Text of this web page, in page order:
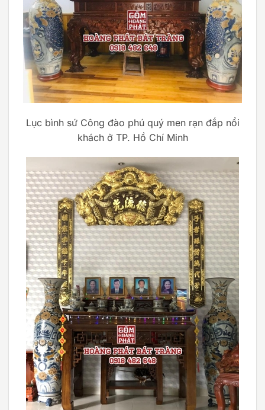
Lục bình sứ Công đào phú quý men rạn đắp nổi
khách ở TP. Hồ Chí Minh